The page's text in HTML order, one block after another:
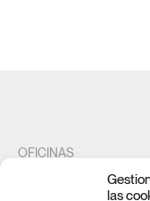
las
OFICINAS
Maestro Gozalbo